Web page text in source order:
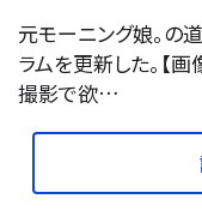
元モーニング娘。の
ラムを更新した。【画
撮影で欲…